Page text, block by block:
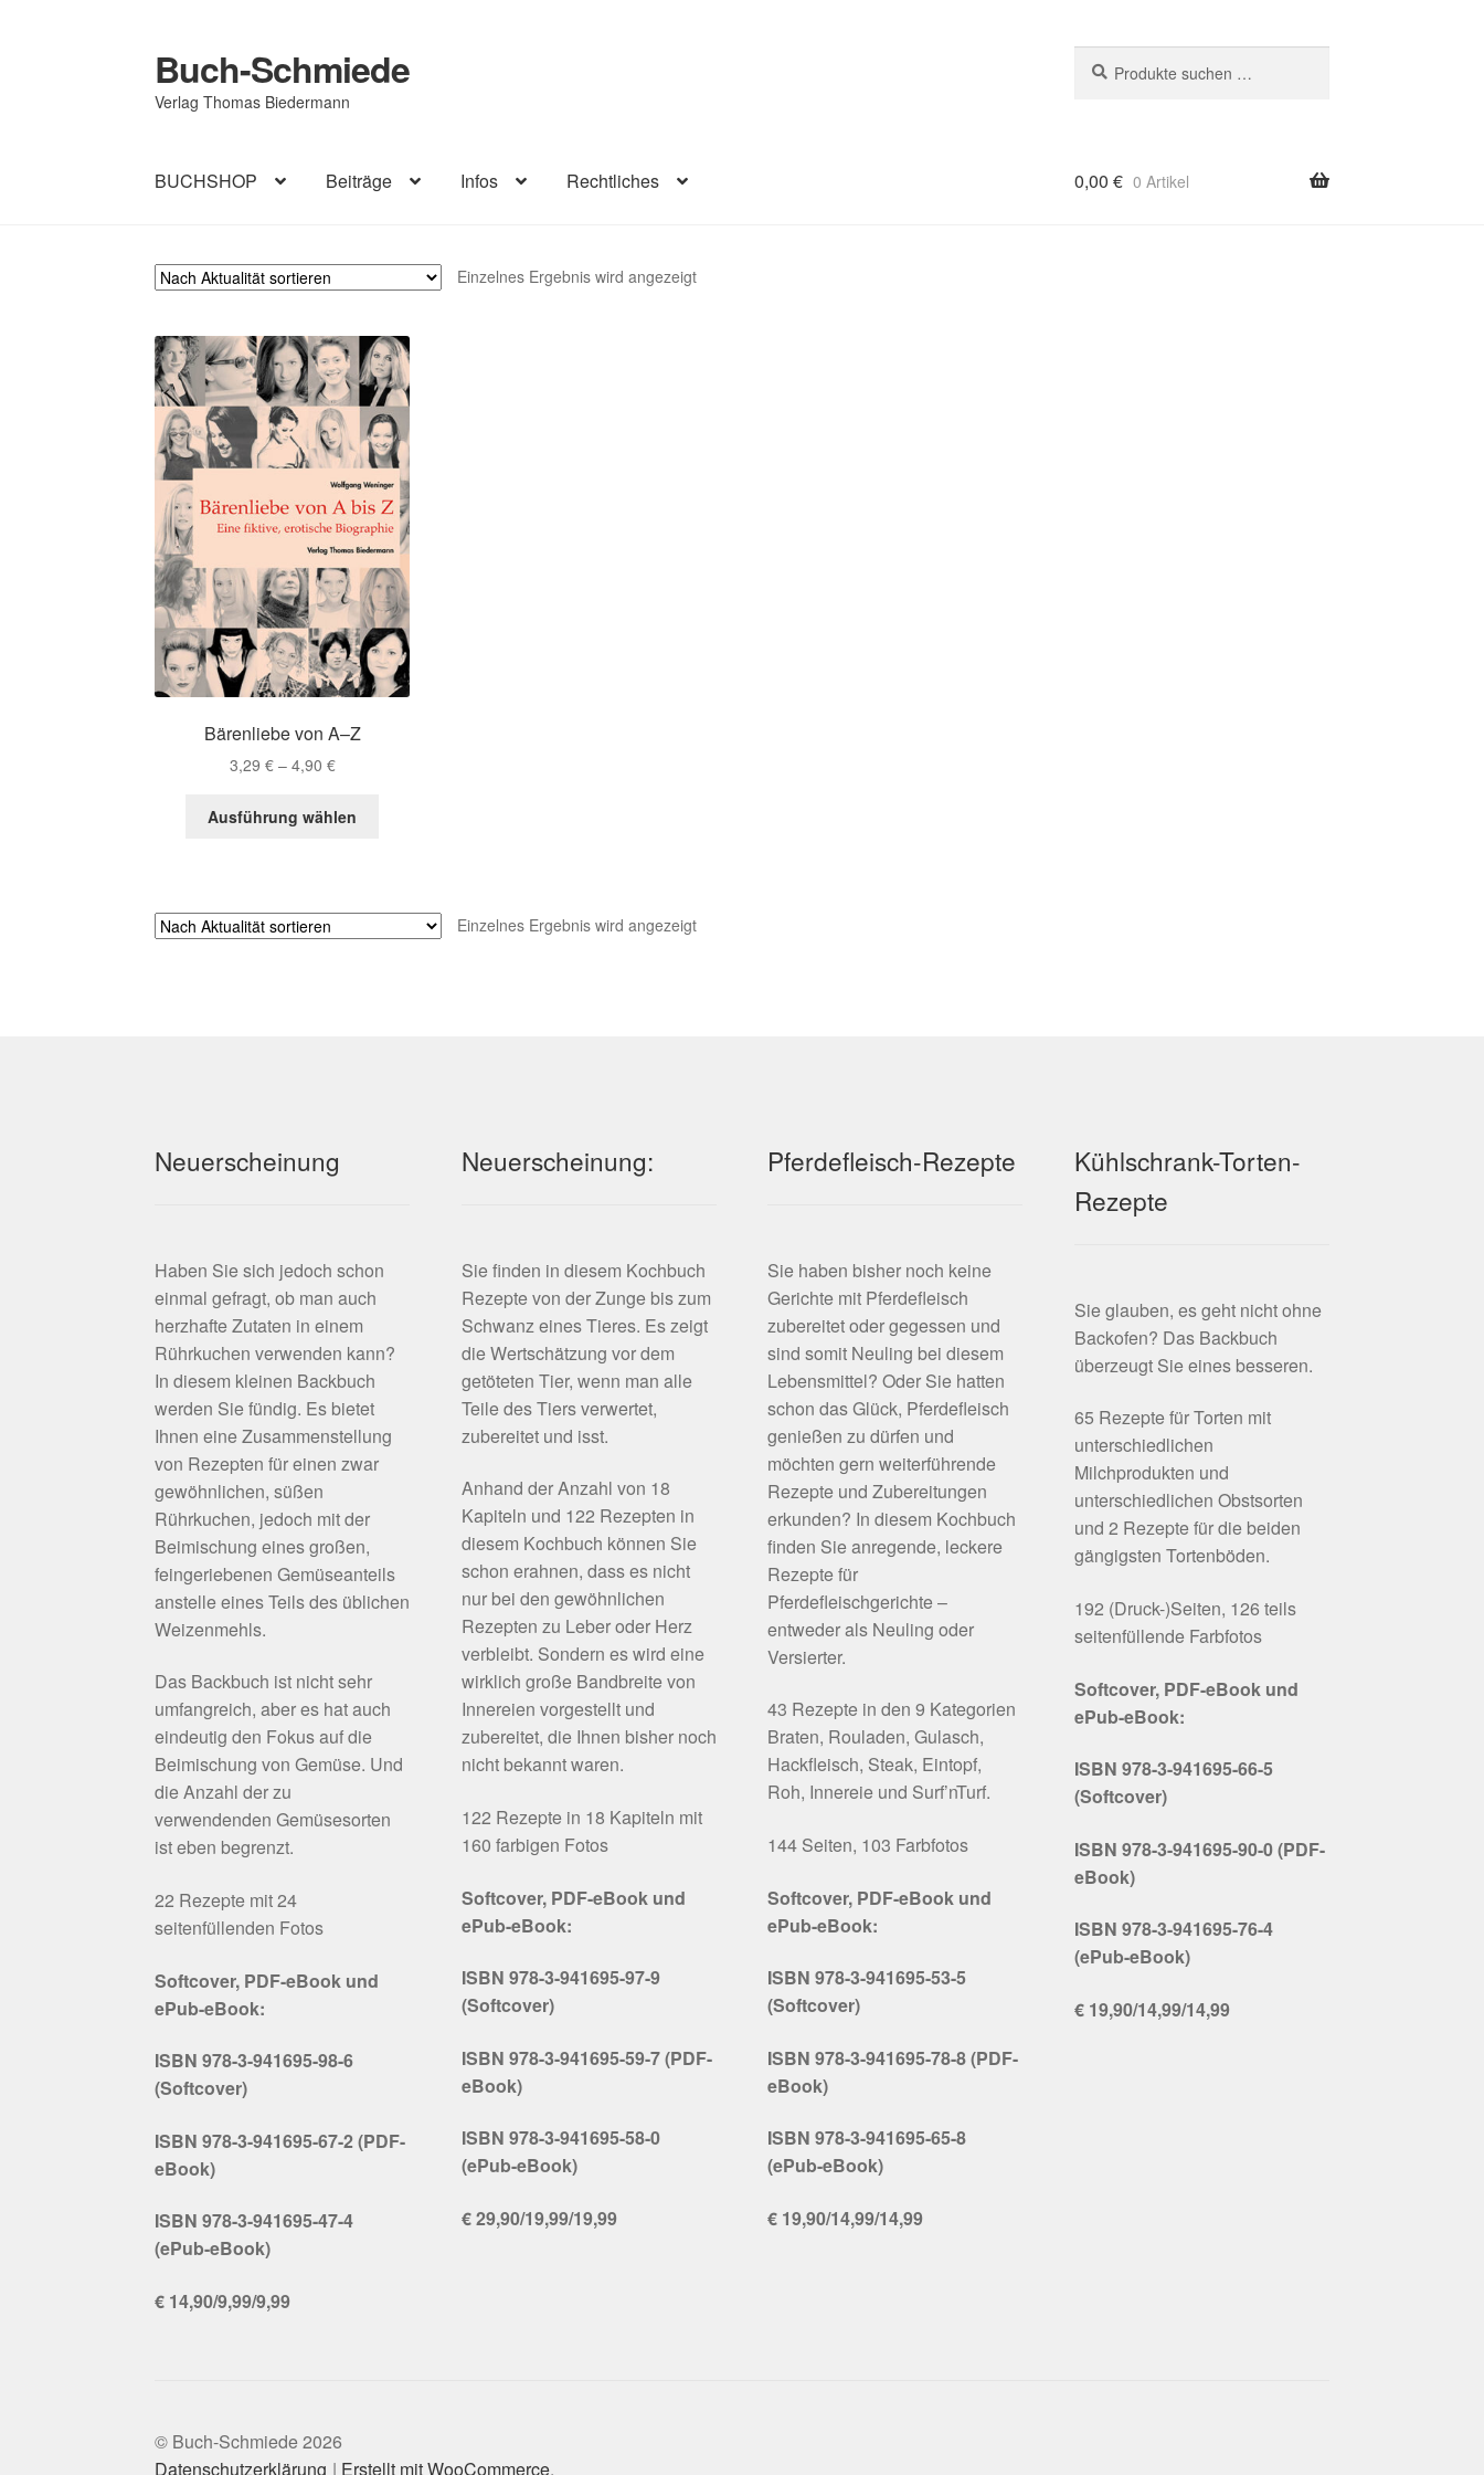
Zur
Navigation
springen
Zum
Inhalt
springen
Buch-Schmiede
Verlag Thomas Biedermann
nach:
BUCHSHOP Beiträge Infos Rechtliches 0,00 € 0 Artikel
Einzelnes Ergebnis wird angezeigt
Bärenliebe von A–Z
3,29 € – 4,90 €Preisspanne:
bis
Ausführung wählen
Einzelnes Ergebnis wird angezeigt
Neuerscheinung
Haben Sie sich jedoch schon
einmal gefragt, ob man auch
herzhafte Zutaten in einem
Rührkuchen verwenden kann?
In diesem kleinen Backbuch
werden Sie fündig. Es bietet
Ihnen eine Zusammenstellung
von Rezepten für einen zwar
gewöhnlichen, süßen
Rührkuchen, jedoch mit der
Beimischung eines großen,
feingeriebenen Gemüseanteils
anstelle eines Teils des üblichen
Weizenmehls.
Das Backbuch ist nicht sehr
umfangreich, aber es hat auch
eindeutig den Fokus auf die
Beimischung von Gemüse. Und
die Anzahl der zu
verwendenden Gemüsesorten
ist eben begrenzt.
22 Rezepte mit 24
seitenfüllenden Fotos
Softcover, PDF-eBook und
ePub-eBook:
ISBN 978-3-941695-98-6
(Softcover)
ISBN 978-3-941695-67-2 (PDF-
eBook)
ISBN 978-3-941695-47-4
(ePub-eBook)
€ 14,90/9,99/9,99
Neuerscheinung:
Sie finden in diesem Kochbuch
Rezepte von der Zunge bis zum
Schwanz eines Tieres. Es zeigt
die Wertschätzung vor dem
getöteten Tier, wenn man alle
Teile des Tiers verwertet,
zubereitet und isst.
Anhand der Anzahl von 18
Kapiteln und 122 Rezepten in
diesem Kochbuch können Sie
schon erahnen, dass es nicht
nur bei den gewöhnlichen
Rezepten zu Leber oder Herz
verbleibt. Sondern es wird eine
wirklich große Bandbreite von
Innereien vorgestellt und
zubereitet, die Ihnen bisher noch
nicht bekannt waren.
122 Rezepte in 18 Kapiteln mit
160 farbigen Fotos
Softcover, PDF-eBook und
ePub-eBook:
ISBN 978-3-941695-97-9
(Softcover)
ISBN 978-3-941695-59-7 (PDF-
eBook)
ISBN 978-3-941695-58-0
(ePub-eBook)
€ 29,90/19,99/19,99
Pferdefleisch-Rezepte
Sie haben bisher noch keine
Gerichte mit Pferdefleisch
zubereitet oder gegessen und
sind somit Neuling bei diesem
Lebensmittel? Oder Sie hatten
schon das Glück, Pferdefleisch
genießen zu dürfen und
möchten gern weiterführende
Rezepte und Zubereitungen
erkunden? In diesem Kochbuch
finden Sie anregende, leckere
Rezepte für
Pferdefleischgerichte –
entweder als Neuling oder
Versierter.
43 Rezepte in den 9 Kategorien
Braten, Rouladen, Gulasch,
Hackfleisch, Steak, Eintopf,
Roh, Innereie und Surf’nTurf.
144 Seiten, 103 Farbfotos
Softcover, PDF-eBook und
ePub-eBook:
ISBN 978-3-941695-53-5
(Softcover)
ISBN 978-3-941695-78-8 (PDF-
eBook)
ISBN 978-3-941695-65-8
(ePub-eBook)
€ 19,90/14,99/14,99
Kühlschrank-Torten-
Rezepte
Sie glauben, es geht nicht ohne
Backofen? Das Backbuch
überzeugt Sie eines besseren.
65 Rezepte für Torten mit
unterschiedlichen
Milchprodukten und
unterschiedlichen Obstsorten
und 2 Rezepte für die beiden
gängigsten Tortenböden.
192 (Druck-)Seiten, 126 teils
seitenfüllende Farbfotos
Softcover, PDF-eBook und
ePub-eBook:
ISBN 978-3-941695-66-5
(Softcover)
ISBN 978-3-941695-90-0 (PDF-
eBook)
ISBN 978-3-941695-76-4
(ePub-eBook)
€ 19,90/14,99/14,99
© Buch-Schmiede 2026
Datenschutzerklärung
Erstellt mit WooCommerce.